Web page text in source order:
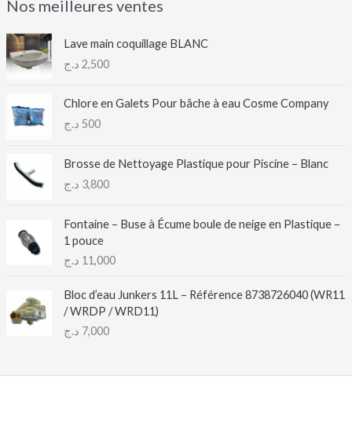
Nos meilleures ventes
Lave main coquillage BLANC
2,500 د.ج
Chlore en Galets Pour bâche à eau Cosme Company
500 د.ج
Brosse de Nettoyage Plastique pour Piscine – Blanc
3,800 د.ج
Fontaine – Buse à Écume boule de neige en Plastique –
1 pouce
11,000 د.ج
Bloc d’eau Junkers 11L – Référence 8738726040 (WR11
/ WRDP / WRD11)
7,000 د.ج